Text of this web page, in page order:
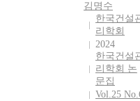
김명수
한국건설
리학회
2024
한국건설
리학회 논
문집
Vol.25